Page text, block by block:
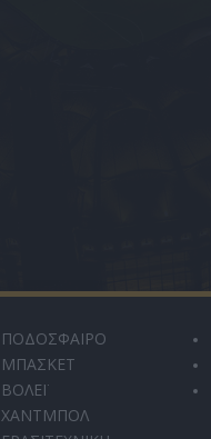
ΠΟΔΟΣΦΑΙΡΟ
ΜΠΑΣΚΕΤ
ΒΟΛΕΪ
ΧΑΝΤΜΠΟΛ